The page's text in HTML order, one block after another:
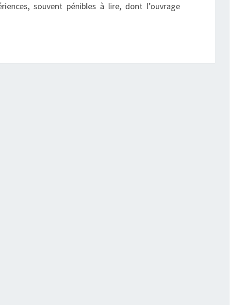
souvent pénibles à lire, dont l’ouvrage